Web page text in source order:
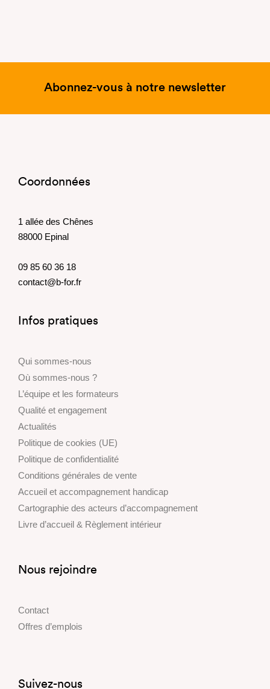
Abonnez-vous à notre newsletter
Coordonnées
1 allée des Chênes
88000 Epinal
09 85 60 36 18
contact@b-for.fr
Infos pratiques
Qui sommes-nous
Où sommes-nous ?
L’équipe et les formateurs
Qualité et engagement
Actualités
Politique de cookies (UE)
Politique de confidentialité
Conditions générales de vente
Accueil et accompagnement handicap
Cartographie des acteurs d’accompagnement
Livre d’accueil & Règlement intérieur
Nous rejoindre
Contact
Offres d’emplois
Suivez-nous